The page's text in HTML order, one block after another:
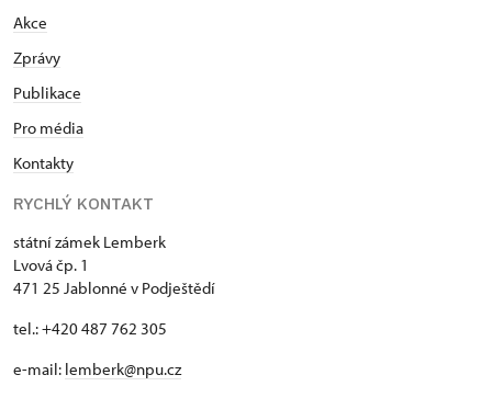
Akce
Zprávy
Publikace
Pro média
Kontakty
RYCHLÝ KONTAKT
státní zámek Lemberk
Lvová čp. 1
471 25 Jablonné v Podještědí
tel.: +420 487 762 305
e-mail: lemberk@npu.cz